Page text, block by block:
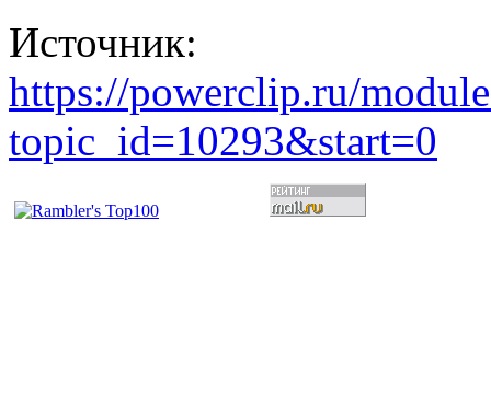
Источник:
https://powerclip.ru/
topic_id=10293&start=0